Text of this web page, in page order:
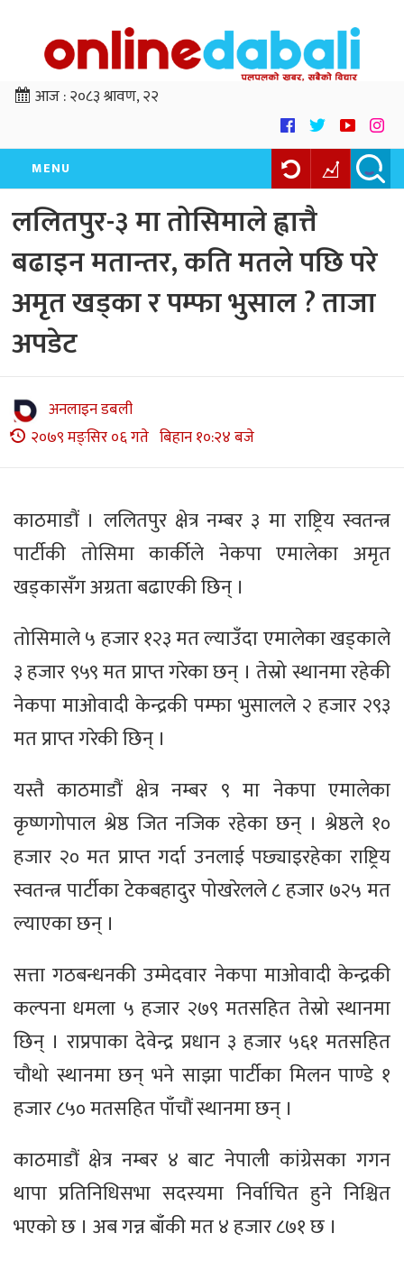
आज :२०८३ श्रावण, २२
MENU
ललितपुर-३ मा तोसिमाले ह्वात्तै
बढाइन मतान्तर, कति मतले पछि परे
अमृत खड्का र पम्फा भुसाल ? ताजा
अपडेट
अनलाइन डबली
२०७९ मङ्सिर ०६ गते बिहान १०:२४ बजे
काठमाडौं । ललितपुर क्षेत्र नम्बर ३ मा राष्ट्रिय स्वतन्त्र
पार्टीकी तोसिमा कार्कीले नेकपा एमालेका अमृत
खड्कासँग अग्रता बढाएकी छिन् ।
तोसिमाले ५ हजार १२३ मत ल्याउँदा एमालेका खड्काले
३ हजार ९५९ मत प्राप्त गरेका छन् । तेस्रो स्थानमा रहेकी
नेकपा माओवादी केन्द्रकी पम्फा भुसालले २ हजार २९३
मत प्राप्त गरेकी छिन् ।
यस्तै काठमाडौं क्षेत्र नम्बर ९ मा नेकपा एमालेका
कृष्णगोपाल श्रेष्ठ जित नजिक रहेका छन् । श्रेष्ठले १०
हजार २० मत प्राप्त गर्दा उनलाई पछ्याइरहेका राष्ट्रिय
स्वतन्त्र पार्टीका टेकबहादुर पोखरेलले ८ हजार ७२५ मत
ल्याएका छन् ।
सत्ता गठबन्धनकी उम्मेदवार नेकपा माओवादी केन्द्रकी
कल्पना धमला ५ हजार २७९ मतसहित तेस्रो स्थानमा
छिन् । राप्रपाका देवेन्द्र प्रधान ३ हजार ५६१ मतसहित
चौथो स्थानमा छन् भने साझा पार्टीका मिलन पाण्डे १
हजार ८५० मतसहित पाँचौं स्थानमा छन् ।
काठमाडौं क्षेत्र नम्बर ४ बाट नेपाली कांग्रेसका गगन
थापा प्रतिनिधिसभा सदस्यमा निर्वाचित हुने निश्चित
भएको छ । अब गन्न बाँकी मत ४ हजार ८७१ छ ।